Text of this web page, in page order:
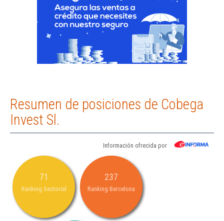
Resumen de posiciones de Cobega
Invest Sl.
Información ofrecida por
71
Ranking Sectorial
237
Ranking Barcelona